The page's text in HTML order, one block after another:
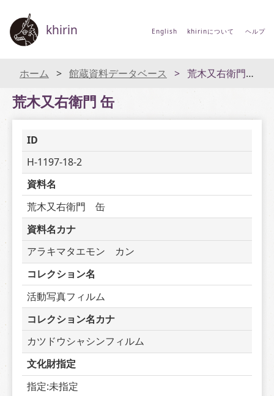
khirin English khirinについて ヘルプ
ホーム 館蔵資料データベース 荒木又右衛門 缶
荒木又右衛門 缶
ID
H-1197-18-2
資料名
荒木又右衛門　缶
資料名カナ
アラキマタエモン　カン
コレクション名
活動写真フィルム
コレクション名カナ
カツドウシャシンフィルム
文化財指定
指定:未指定